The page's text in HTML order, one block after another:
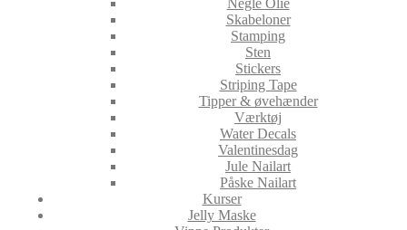
Negle Olie
Skabeloner
Stamping
Sten
Stickers
Striping Tape
Tipper & øvehænder
Værktøj
Water Decals
Valentinesdag
Jule Nailart
Påske Nailart
Kurser
Jelly Maske